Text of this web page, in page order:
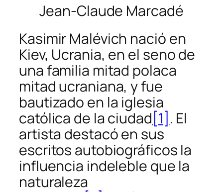
Jean-Claude Marcadé
Kasimir Malévich nació en
Kiev, Ucrania, en el seno de
una familia mitad polaca
mitad ucraniana, y fue
bautizado en la iglesia
católica de la ciudad [1] . El
artista destacó en sus
escritos autobiográficos la
influencia indeleble que la
naturaleza